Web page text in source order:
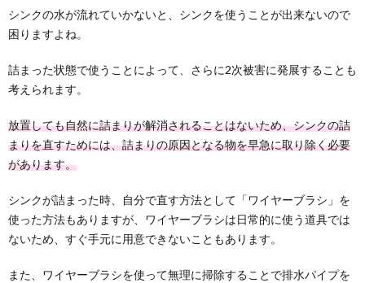
てきますよね。掃除をしたいと思っていても、忙しく
台所掃除でシンクをいつも綺麗に保つコツ
ぐにまたシンクの汚れが気になるというあなた。 シン...
ガスコンロの掃除、中でも五徳の掃除はしばらくして
いないという人も多いのではないでしょうか。 し...
台所の掃除をすると運気が上がる理由と掃
シンクの水が流れていかないと、シンクを使うことが出来ないので
困りますよね。
詰まった状態で使うことによって、さらに2次被害に発展することも
考えられます。
放置しても自然に詰まりが解消されることはないため、シンクの詰
まりを直すためには、詰まりの原因となる物を早急に取り除く必要
があります。
シンクが詰まった時、自分で直す方法として「ワイヤーブラシ」を
使った方法もありますが、ワイヤーブラシは日常的に使う道具では
ないため、すぐ手元に用意できないこともあります。
また、ワイヤーブラシを使って無理に掃除することで排水パイプを